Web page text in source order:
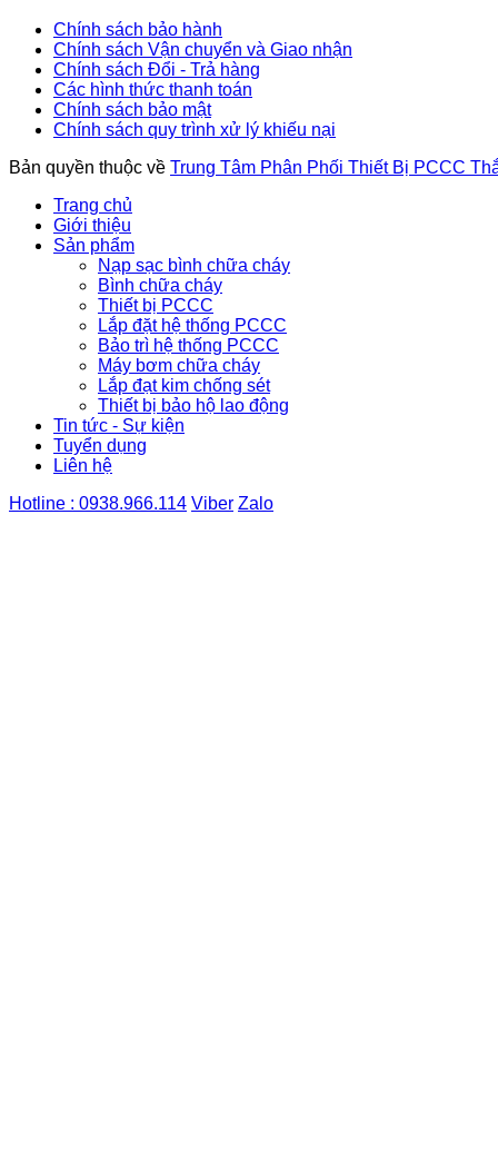
Chính sách bảo hành
Chính sách Vận chuyển và Giao nhận
Chính sách Đổi - Trả hàng
Các hình thức thanh toán
Chính sách bảo mật
Chính sách quy trình xử lý khiếu nại
Bản quyền thuộc về Trung Tâm Phân Phối Thiết Bị PCCC
Trang chủ
Giới thiệu
Sản phẩm
Nạp sạc bình chữa cháy
Bình chữa cháy
Thiết bị PCCC
Lắp đặt hệ thống PCCC
Bảo trì hệ thống PCCC
Máy bơm chữa cháy
Lắp đạt kim chống sét
Thiết bị bảo hộ lao động
Tin tức - Sự kiện
Tuyển dụng
Liên hệ
Hotline : 0938.966.114 Viber Zalo